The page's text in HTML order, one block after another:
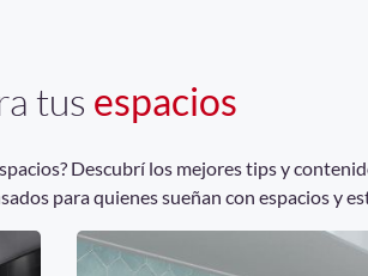
tus espacios
Descubrí los mejores tips y
para quienes sueñan con espacios y